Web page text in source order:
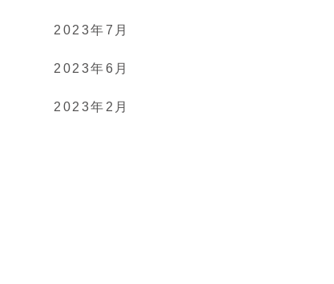
2023年7月
2023年6月
2023年2月